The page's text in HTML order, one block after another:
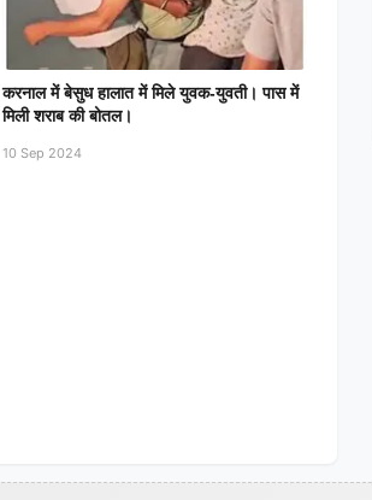
करनाल में बेसुध हालात में मिले युवक-युवती। पास में
मिली शराब की बोतल।
10 Sep 2024